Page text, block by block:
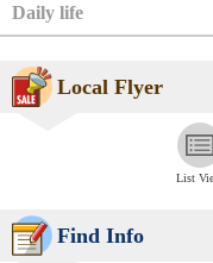
Daily life
Local Flyer
List
Find Info